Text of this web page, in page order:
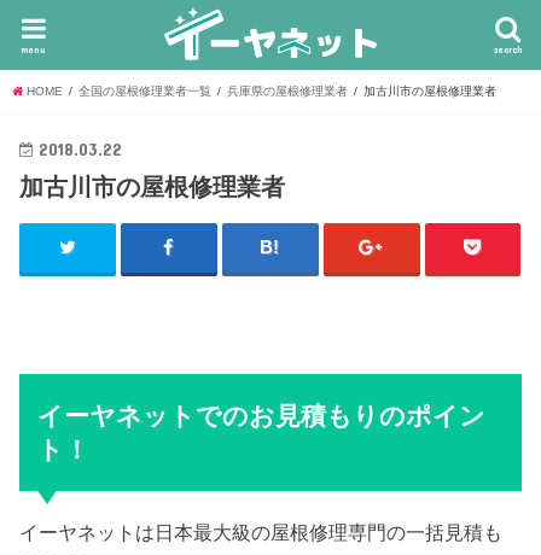
search
menu
HOME 全国の屋根修理業者一覧 兵庫県の屋根修理業者 加古川市の屋根修理業者
2018.03.22
加古川市の屋根修理業者
イーヤネットでのお見積もりのポイン
ト！
イーヤネットは日本最大級の屋根修理専門の一括見積も